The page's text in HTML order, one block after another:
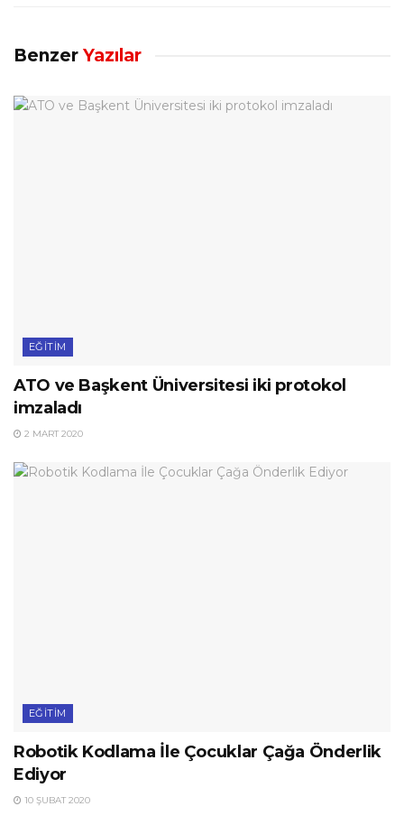
Benzer Yazılar
EĞITIM
ATO ve Başkent Üniversitesi iki protokol
imzaladı
2 MART 2020
EĞITIM
Robotik Kodlama İle Çocuklar Çağa Önderlik
Ediyor
10 ŞUBAT 2020